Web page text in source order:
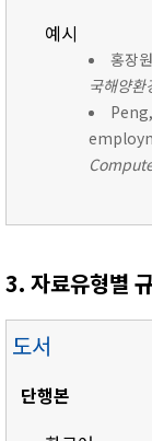
예시
홍장
국해양
3. 자료유형별
도서
단행본